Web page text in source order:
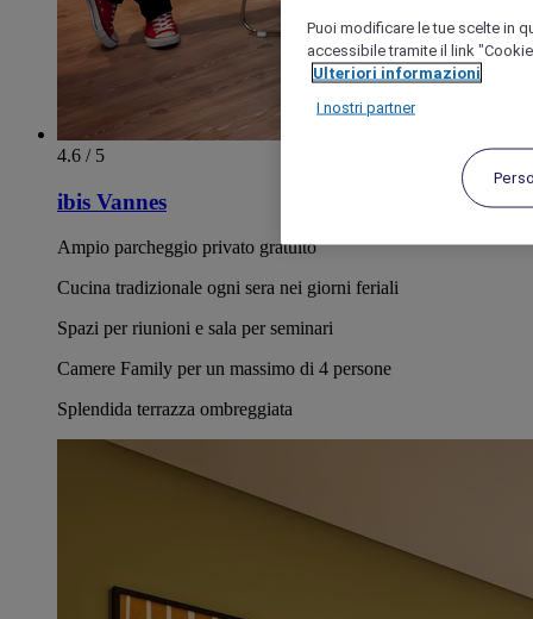
4.6 / 5
ibis Vannes
Ampio parcheggio privato gratuito
Cucina tradizionale ogni sera nei giorni feriali
Spazi per riunioni e sala per seminari
Camere Family per un massimo di 4 persone
Splendida terrazza ombreggiata
Puoi modificare le tue scelte in
accessibile tramite il link
Ulteriori informazioni
I nostri partner